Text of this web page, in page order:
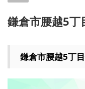
鎌倉市腰越5丁
鎌倉市腰越5丁